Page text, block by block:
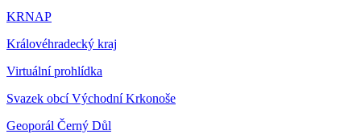
KRNAP
Královéhradecký kraj
Virtuální prohlídka
Svazek obcí Východní Krkonoše
Geoporál Černý Důl